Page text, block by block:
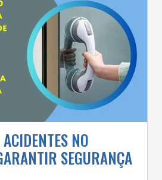
NO
SEGURANÇA